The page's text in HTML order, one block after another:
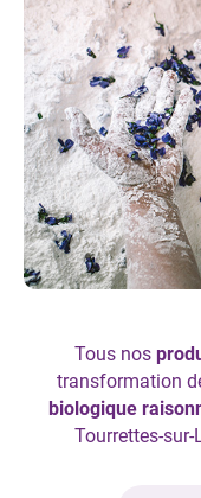
Tous nos
transformation
biologique
Tourrettes-